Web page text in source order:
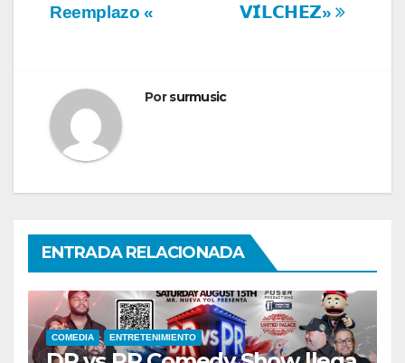
entradas
𝗩𝗜́𝗟𝗖𝗛𝗘𝗭»
Reemplazo «
Porsurmusic
ENTRADA RELACIONADA
COMEDIA ENTRETENIMIENTO